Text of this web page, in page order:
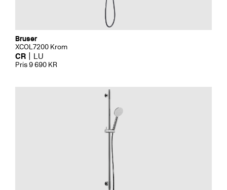
Bruser
XCOL7200 Krom
CR LU
Pris 9 690 KR